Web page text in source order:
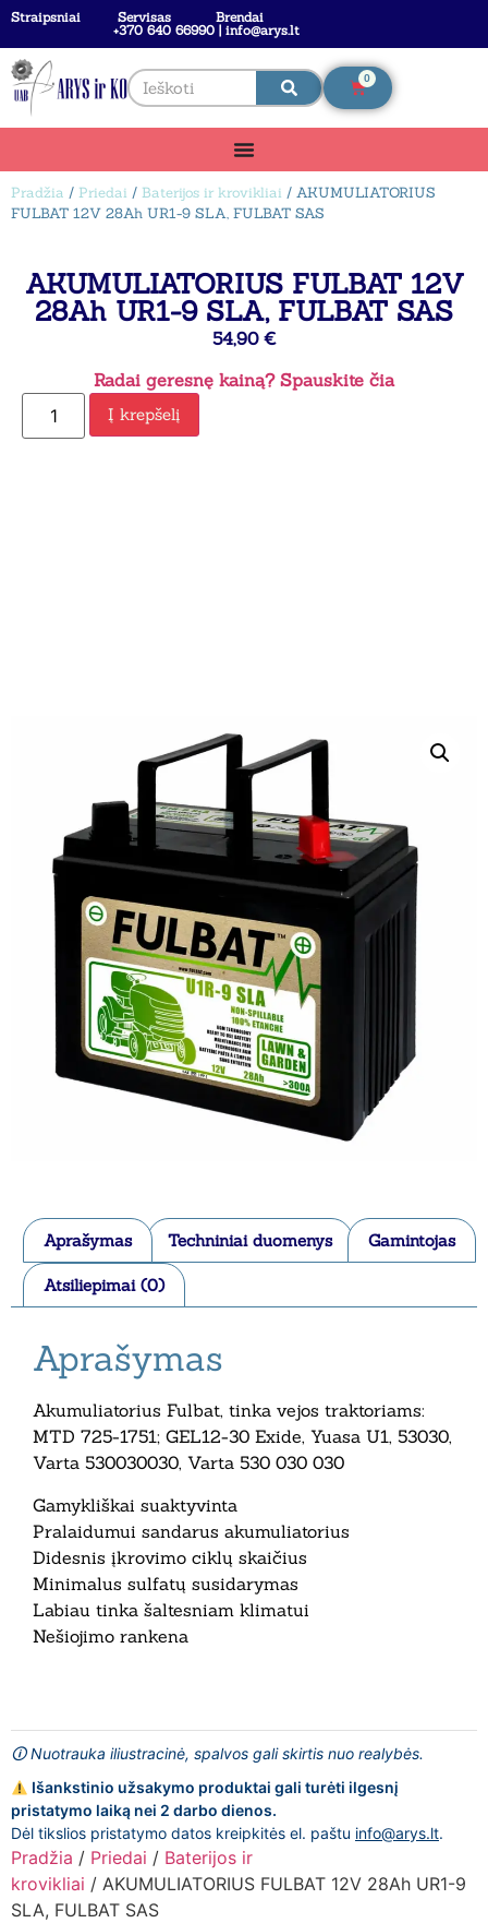
Straipsniai Servisas
Brendai
+370 640 66990 | info@arys.lt
0
Pradžia / Priedai / Baterijos ir krovikliai / AKUMULIATORIUS
FULBAT 12V 28Ah UR1-9 SLA, FULBAT SAS
AKUMULIATORIUS FULBAT 12V
28Ah UR1-9 SLA, FULBAT SAS
54,90 €
Radai geresnę kainą? Spauskite čia
Į krepšelį
Aprašymas Techniniai duomenys Gamintojas
Atsiliepimai (0)
Aprašymas
Akumuliatorius Fulbat, tinka vejos traktoriams:
MTD 725-1751; GEL12-30 Exide, Yuasa U1, 53030,
Varta 530030030, Varta 530 030 030
Gamykliškai suaktyvinta
Pralaidumui sandarus akumuliatorius
Didesnis įkrovimo ciklų skaičius
Minimalus sulfatų susidarymas
Labiau tinka šaltesniam klimatui
Nešiojimo rankena
🛈 Nuotrauka iliustracinė, spalvos gali skirtis nuo realybės.
Išankstinio užsakymo produktai gali turėti ilgesnį
pristatymo laiką nei 2 darbo dienos.
Dėl tikslios pristatymo datos kreipkitės el. paštu info@arys.lt.
Pradžia / Priedai / Baterijos ir
krovikliai / AKUMULIATORIUS FULBAT 12V 28Ah UR1-9
SLA, FULBAT SAS